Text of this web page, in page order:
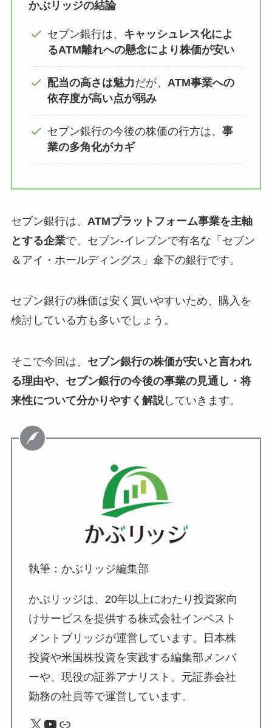
かぶリッジの結論
セブン銀行は、 キャッシュレス化によ
るATM離れへの懸念により株価が安い
配当の高さは魅力だが、ATM事業への
依存度が高い点が弱み
セブン銀行の今後の株価の行方は、事
業の多角化がカギ
セブン銀行は、 ATMプラットフォーム事業を主軸
とする企業で、セブン-イレブンで有名な「セブン
＆アイ・ホールディングス」傘下の銀行です。
セブン銀行の株価は安く買いやすいため、購入を
検討している方も多いでしょう。
そこで今回は、 セブン銀行の株価が安いと言われ
る理由や、セブン銀行の今後の事業の見通し・将
来性について分かりやすく解説していきます。
執筆：かぶリッジ編集部
かぶリッジは、20年以上にわたり投資家向
けサービスを提供する株式会社インベスト
メントブリッジが運営しています。日本株
投資や米国株投資を実践する編集部メンバ
ーや、現役の証券アナリスト、元証券会社
勤務の社員等で運営しています。
X YouTube
リンク